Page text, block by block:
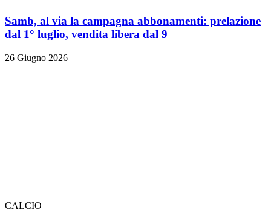
Samb, al via la campagna abbonamenti: prelazione
dal 1° luglio, vendita libera dal 9
26 Giugno 2026
CALCIO